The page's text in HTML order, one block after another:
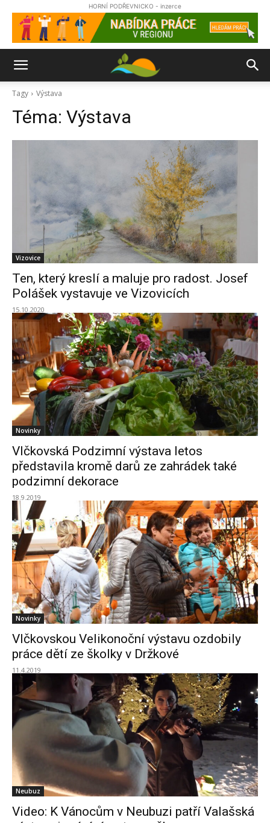
HORNÍ PODŘEVNICKO - inzerce
Tagy Výstava
Téma: Výstava
Vizovice
Ten, který kreslí a maluje pro radost. Josef
Polášek vystavuje ve Vizovicích
15.10.2020
Novinky
Vlčkovská Podzimní výstava letos
představila kromě darů ze zahrádek také
podzimní dekorace
18.9.2019
Novinky
Vlčkovskou Velikonoční výstavu ozdobily
práce dětí ze školky v Držkové
11.4.2019
Neubuz
Video: K Vánocům v Neubuzi patří Valašská